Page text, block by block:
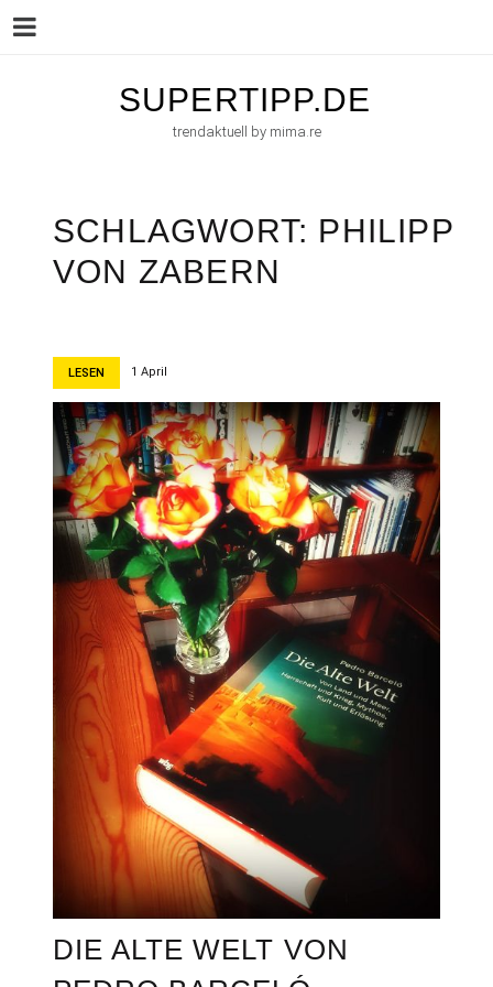
SUPERTIPP.DE
trendaktuell by mima.re
SCHLAGWORT: PHILIPP
VON ZABERN
LESEN 1 April
DIE ALTE WELT VON
Menu